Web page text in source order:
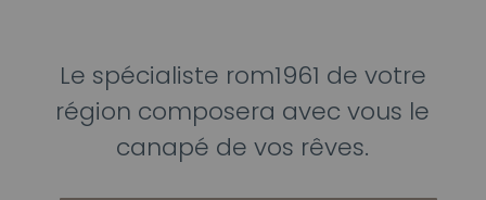
Le spécialiste rom1961 de votre
région composera avec vous le
canapé de vos rêves.